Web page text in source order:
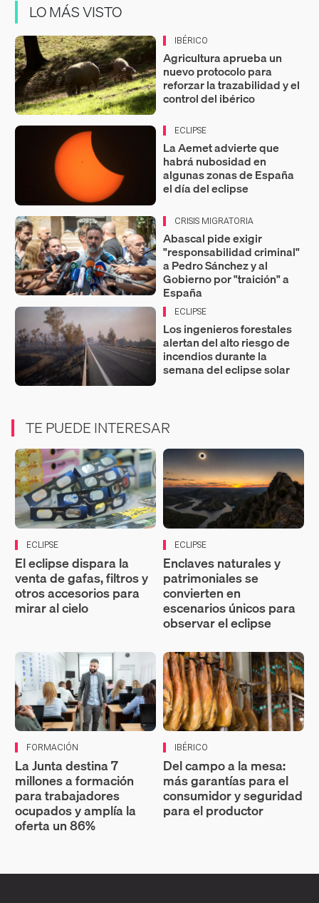
LO MÁS VISTO
IBÉRICO
Agricultura aprueba un
nuevo protocolo para
reforzar la trazabilidad y el
control del ibérico
ECLIPSE
La Aemet advierte que
habrá nubosidad en
algunas zonas de España
el día del eclipse
CRISIS MIGRATORIA
Abascal pide exigir
"responsabilidad criminal"
a Pedro Sánchez y al
Gobierno por "traición" a
España
ECLIPSE
Los ingenieros forestales
alertan del alto riesgo de
incendios durante la
semana del eclipse solar
TE PUEDE INTERESAR
ECLIPSE
El eclipse dispara la
venta de gafas, filtros y
otros accesorios para
mirar al cielo
ECLIPSE
Enclaves naturales y
patrimoniales se
convierten en
escenarios únicos para
observar el eclipse
FORMACIÓN
La Junta destina 7
millones a formación
para trabajadores
ocupados y amplía la
oferta un 86%
IBÉRICO
Del campo a la mesa:
más garantías para el
consumidor y seguridad
para el productor